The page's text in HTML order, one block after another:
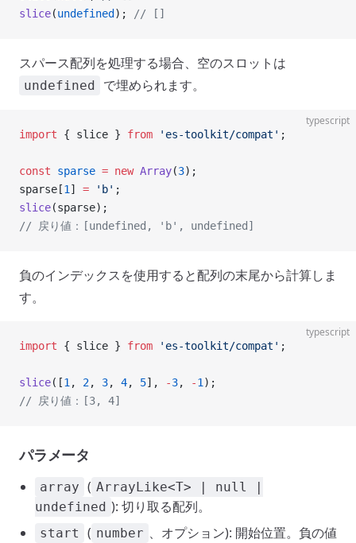
slice(undefined ); // []
スパース配列を処理する場合、空のスロットは
undefined で埋められます。
typescript
import { slice } from 'es-toolkit/compat' ;
const sparse = new Array(3);
sparse[1 ] = 'b' ;
slice(sparse);
// 戻り値：[undefined, 'b', undefined]
負のインデックスを使用すると配列の末尾から計算しま
す。
typescript
import { slice } from 'es-toolkit/compat' ;
slice([1 , 2, 3, 4, 5], -3, -1 );
// 戻り値：[3, 4]
パラメータ
array ( ArrayLike<T> | null |
undefined ): 切り取る配列。
start ( number 、オプション): 開始位置。負の値